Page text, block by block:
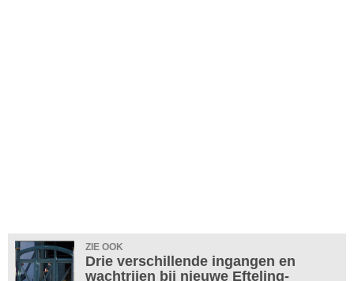
ZIE OOK
Drie verschillende ingangen en
wachtrijen bij nieuwe Efteling-